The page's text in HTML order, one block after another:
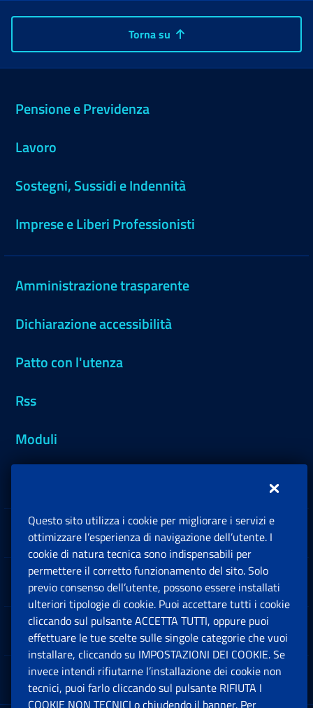
Torna su
Pensione e Previdenza
Lavoro
Sostegni, Sussidi e Indennità
Imprese e Liberi Professionisti
Amministrazione trasparente
Dichiarazione accessibilità
Patto con l'utenza
Rss
Moduli
Sedi e Contatti
Software
Note Legali
App mobile
Questo sito utilizza i cookie per migliorare i servizi e
ottimizzare l’esperienza di navigazione dell’utente. I
cookie di natura tecnica sono indispensabili per
permettere il corretto funzionamento del sito. Solo
previo consenso dell’utente, possono essere installati
ulteriori tipologie di cookie. Puoi accettare tutti i cookie
cliccando sul pulsante ACCETTA TUTTI, oppure puoi
effettuare le tue scelte sulle singole categorie che vuoi
installare, cliccando su IMPOSTAZIONI DEI COOKIE. Se
invece intendi rifiutarne l’installazione dei cookie non
tecnici, puoi farlo cliccando sul pulsante RIFIUTA I
COOKIE NON TECNICI o chiudendo il banner. Per